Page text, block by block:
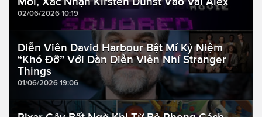
02/06/2026 10:19
Diễn Viên David Harbour Bật Mí Kỷ Niệm
“Khó Đỡ” Với Dàn Diễn Viên Nhí Stranger
Things
01/06/2026 19:06